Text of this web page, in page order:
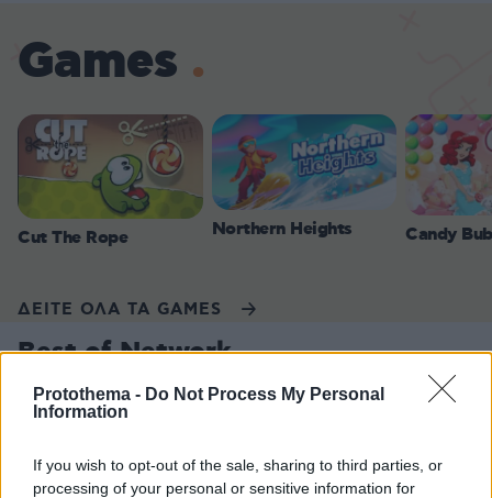
Protothema - Do Not Process My Personal
Information
If you wish to opt-out of the sale, sharing to third parties, or
processing of your personal or sensitive information for
Games
Cut The Rope Northern Heights Candy
ΔΕΙΤΕ ΟΛΑ ΤΑ GAMES
Best of Network